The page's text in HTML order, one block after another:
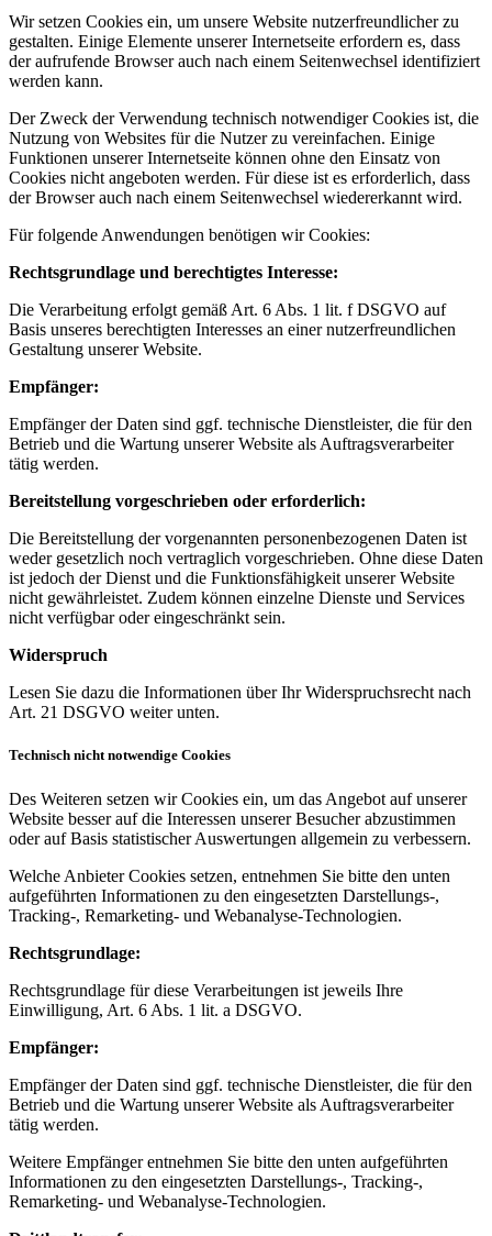
Wir setzen Cookies ein, um unsere Website nutzerfreundlicher zu
gestalten. Einige Elemente unserer Internetseite erfordern es, dass
der aufrufende Browser auch nach einem Seitenwechsel identifiziert
werden kann.
Der Zweck der Verwendung technisch notwendiger Cookies ist, die
Nutzung von Websites für die Nutzer zu vereinfachen. Einige
Funktionen unserer Internetseite können ohne den Einsatz von
Cookies nicht angeboten werden. Für diese ist es erforderlich, dass
der Browser auch nach einem Seitenwechsel wiedererkannt wird.
Für folgende Anwendungen benötigen wir Cookies:
Rechtsgrundlage und berechtigtes Interesse:
Die Verarbeitung erfolgt gemäß Art. 6 Abs. 1 lit. f DSGVO auf
Basis unseres berechtigten Interesses an einer nutzerfreundlichen
Gestaltung unserer Website.
Empfänger:
Empfänger der Daten sind ggf. technische Dienstleister, die für den
Betrieb und die Wartung unserer Website als Auftragsverarbeiter
tätig werden.
Bereitstellung vorgeschrieben oder erforderlich:
Die Bereitstellung der vorgenannten personenbezogenen Daten ist
weder gesetzlich noch vertraglich vorgeschrieben. Ohne diese Daten
ist jedoch der Dienst und die Funktionsfähigkeit unserer Website
nicht gewährleistet. Zudem können einzelne Dienste und Services
nicht verfügbar oder eingeschränkt sein.
Widerspruch
Lesen Sie dazu die Informationen über Ihr Widerspruchsrecht nach
Art. 21 DSGVO weiter unten.
Technisch nicht notwendige Cookies
Des Weiteren setzen wir Cookies ein, um das Angebot auf unserer
Website besser auf die Interessen unserer Besucher abzustimmen
oder auf Basis statistischer Auswertungen allgemein zu verbessern.
Welche Anbieter Cookies setzen, entnehmen Sie bitte den unten
aufgeführten Informationen zu den eingesetzten Darstellungs-,
Tracking-, Remarketing- und Webanalyse-Technologien.
Rechtsgrundlage:
Rechtsgrundlage für diese Verarbeitungen ist jeweils Ihre
Einwilligung, Art. 6 Abs. 1 lit. a DSGVO.
Empfänger:
Empfänger der Daten sind ggf. technische Dienstleister, die für den
Betrieb und die Wartung unserer Website als Auftragsverarbeiter
tätig werden.
Weitere Empfänger entnehmen Sie bitte den unten aufgeführten
Informationen zu den eingesetzten Darstellungs-, Tracking-,
Remarketing- und Webanalyse-Technologien.